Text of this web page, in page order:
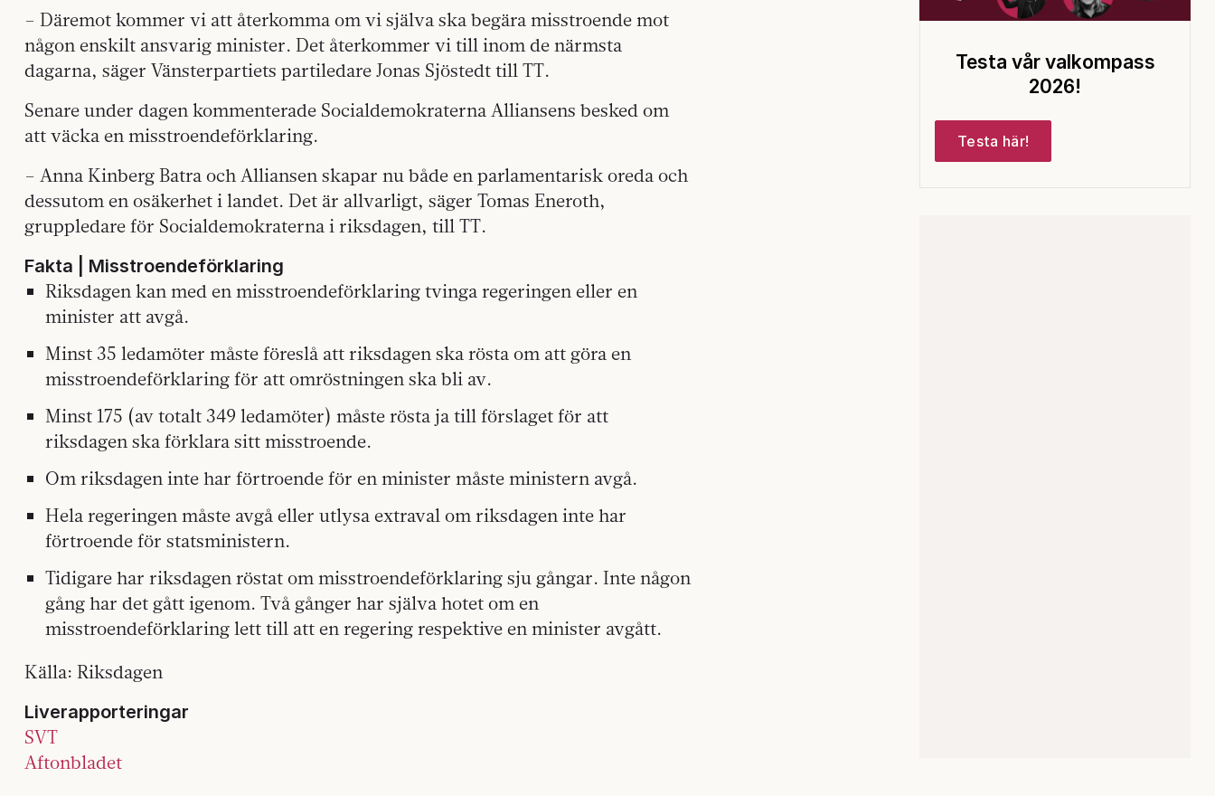
– Däremot kommer vi att återkomma om vi själva ska begära misstroende mot
någon enskilt ansvarig minister. Det återkommer vi till inom de närmsta
dagarna, säger Vänsterpartiets partiledare Jonas Sjöstedt till TT.
Senare under dagen kommenterade Socialdemokraterna Alliansens besked om
att väcka en misstroendeförklaring.
– Anna Kinberg Batra och Alliansen skapar nu både en parlamentarisk oreda och
dessutom en osäkerhet i landet. Det är allvarligt, säger Tomas Eneroth,
gruppledare för Socialdemokraterna i riksdagen, till TT.
Fakta | Misstroendeförklaring
Riksdagen kan med en misstroendeförklaring tvinga regeringen eller en
minister att avgå.
Minst 35 ledamöter måste föreslå att riksdagen ska rösta om att göra en
misstroendeförklaring för att omröstningen ska bli av.
Minst 175 (av totalt 349 ledamöter) måste rösta ja till förslaget för att
riksdagen ska förklara sitt misstroende.
Om riksdagen inte har förtroende för en minister måste ministern avgå.
Hela regeringen måste avgå eller utlysa extraval om riksdagen inte har
förtroende för statsministern.
Tidigare har riksdagen röstat om misstroendeförklaring sju gångar. Inte någon
gång har det gått igenom. Två gånger har själva hotet om en
misstroendeförklaring lett till att en regering respektive en minister avgått.
Källa: Riksdagen
Liverapporteringar
SVT
Aftonbladet
Testa vår valkompass
2026!
Testa här!